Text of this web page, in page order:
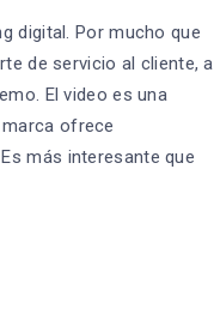
digital. Por mucho que
de servicio al cliente, a
El video es una
ofrece
más interesante que